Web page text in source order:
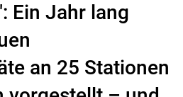
Ein Jahr lang
an 25 Stationen